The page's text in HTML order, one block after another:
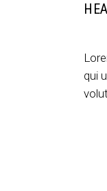
qui